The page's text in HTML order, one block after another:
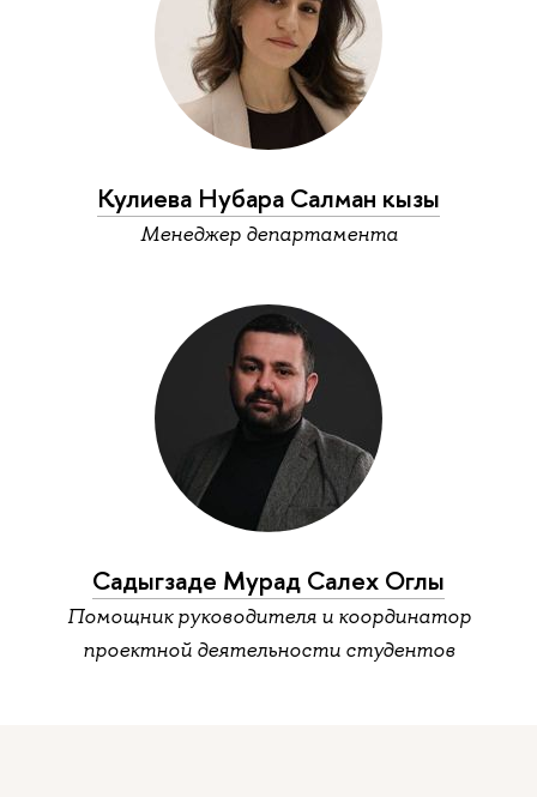
Кулиева Нубара Салман кызы
Менеджер департамента
Садыгзаде Мурад Салех Оглы
Помощник руководителя и координатор
проектной деятельности студентов